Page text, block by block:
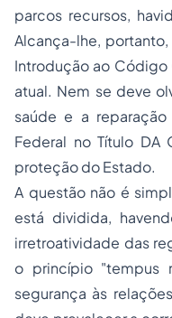
parcos recursos,
Alcança-lhe,
Introdução ao
atual. Nem se deve
saúde e a
Federal no Título DA
proteção do Estado.
A questão não é
está dividida,
irretroatividade das
o princípio "tempus
segurança às